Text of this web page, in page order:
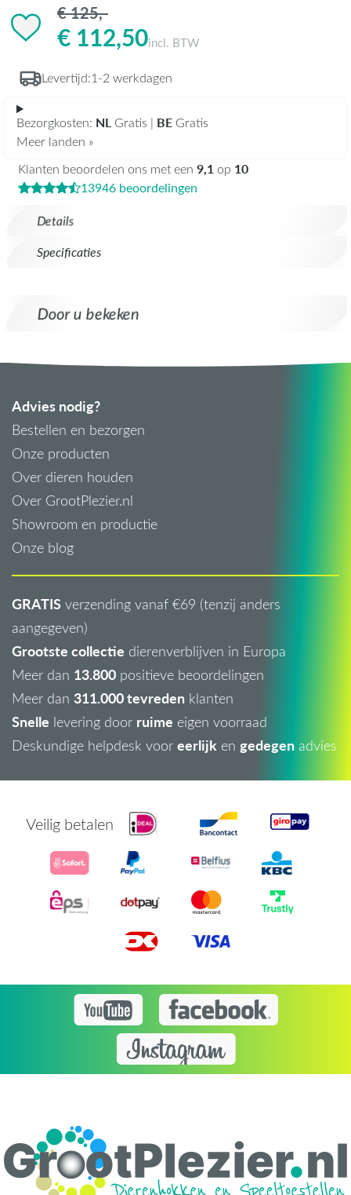
Details
Specificaties
€ 125,-
€ 112,50incl. BTW
Levertijd:1-2 werkdagen
Bezorgkosten: NL Gratis | BE Gratis
Meer landen »
Klanten beoordelen ons met een 9,1 op 10
13946 beoordelingen
Door u bekeken
Advies nodig?
Bestellen en bezorgen
Onze producten
Over dieren houden
Over GrootPlezier.nl
Showroom en productie
Onze blog
GRATIS verzending vanaf €69 (tenzij anders
aangegeven)
Grootste collectie dierenverblijven in Europa
Meer dan 13.800 positieve beoordelingen
Meer dan 311.000 tevreden klanten
Snelle levering door ruime eigen voorraad
Deskundige helpdesk voor eerlijk en gedegen advies
Veilig betalen